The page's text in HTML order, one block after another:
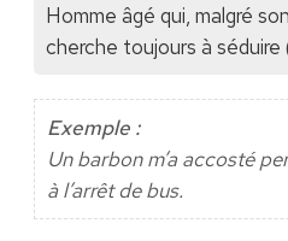
Homme âgé qui, malgré
cherche toujours à
Exemple :
Un barbon m’a accosté
à l’arrêt de bus.